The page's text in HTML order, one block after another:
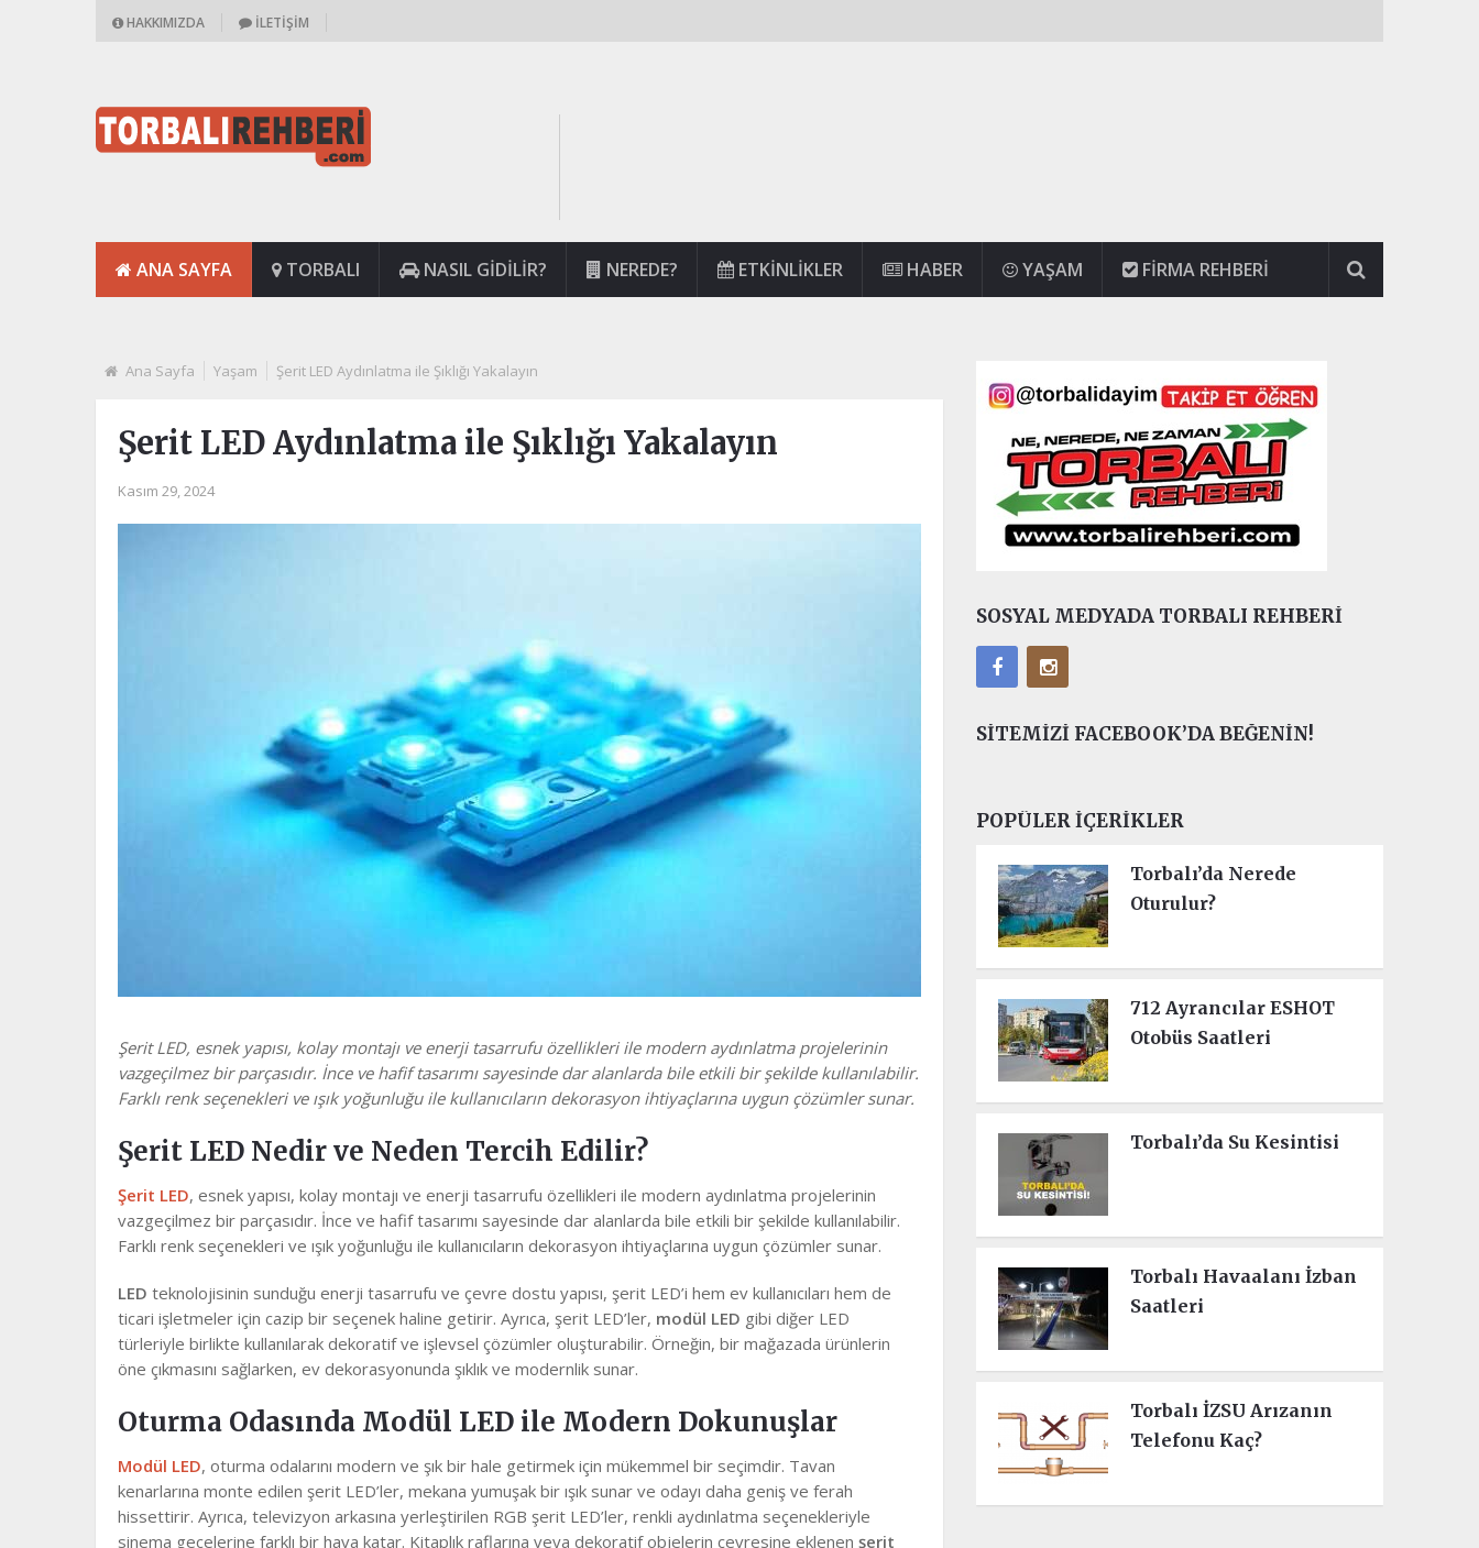
HAKKIMIZDA İLETIŞIM
ANA SAYFA TORBALI NASIL GIDILIR? NEREDE? ETKINLIKLER HABER YAŞAM FIRMA REHBERI
Ana Sayfa Yaşam Şerit LED Aydınlatma ile Şıklığı Yakalayın
Şerit LED Aydınlatma ile Şıklığı Yakalayın
Kasım 29, 2024
Şerit LED, esnek yapısı, kolay montajı ve enerji tasarrufu özellikleri ile modern aydınlatma projelerinin
vazgeçilmez bir parçasıdır. İnce ve hafif tasarımı sayesinde dar alanlarda bile etkili bir şekilde kullanılabilir.
Farklı renk seçenekleri ve ışık yoğunluğu ile kullanıcıların dekorasyon ihtiyaçlarına uygun çözümler sunar.
Şerit LED Nedir ve Neden Tercih Edilir?
Şerit LED, esnek yapısı, kolay montajı ve enerji tasarrufu özellikleri ile modern aydınlatma projelerinin
vazgeçilmez bir parçasıdır. İnce ve hafif tasarımı sayesinde dar alanlarda bile etkili bir şekilde kullanılabilir.
Farklı renk seçenekleri ve ışık yoğunluğu ile kullanıcıların dekorasyon ihtiyaçlarına uygun çözümler sunar.
LED teknolojisinin sunduğu enerji tasarrufu ve çevre dostu yapısı, şerit LED’i hem ev kullanıcıları hem de
ticari işletmeler için cazip bir seçenek haline getirir. Ayrıca, şerit LED’ler, modül LED gibi diğer LED
türleriyle birlikte kullanılarak dekoratif ve işlevsel çözümler oluşturabilir. Örneğin, bir mağazada ürünlerin
öne çıkmasını sağlarken, ev dekorasyonunda şıklık ve modernlik sunar.
Oturma Odasında Modül LED ile Modern Dokunuşlar
Modül LED, oturma odalarını modern ve şık bir hale getirmek için mükemmel bir seçimdir. Tavan
kenarlarına monte edilen şerit LED’ler, mekana yumuşak bir ışık sunar ve odayı daha geniş ve ferah
hissettirir. Ayrıca, televizyon arkasına yerleştirilen RGB şerit LED’ler, renkli aydınlatma seçenekleriyle
sinema gecelerine farklı bir hava katar. Kitaplık raflarına veya dekoratif objelerin çevresine eklenen şerit
SOSYAL MEDYADA TORBALI REHBERI
SITEMIZI FACEBOOK’DA BEĞENIN!
POPÜLER İÇERIKLER
Torbalı’da Nerede
Oturulur?
712 Ayrancılar ESHOT
Otobüs Saatleri
Torbalı’da Su Kesintisi
Torbalı Havaalanı İzban
Saatleri
Torbalı İZSU Arızanın
Telefonu Kaç?